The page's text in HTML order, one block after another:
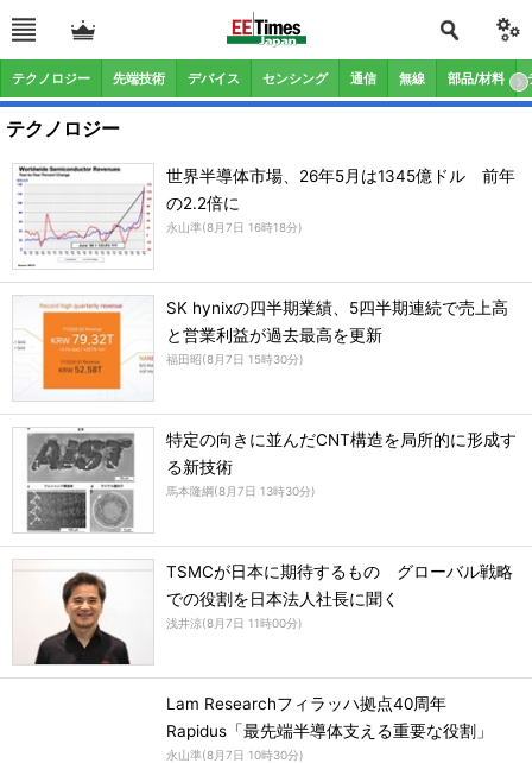
テクノロジー 先端技術 デバイス センシング 通信 無線 部品/材料
テクノロジー
世界半導体市場、26年5月は1345億ドル 前年
の2.2倍に
永山準(8月7日 16時18分)
SK hynixの四半期業績、5四半期連続で売上高
と営業利益が過去最高を更新
福田昭(8月7日 15時30分)
特定の向きに並んだCNT構造を局所的に形成す
る新技術
馬本隆綱(8月7日 13時30分)
TSMCが日本に期待するもの グローバル戦略
での役割を日本法人社長に聞く
浅井涼(8月7日 11時00分)
Lam Researchフィラッハ拠点40周年
Rapidus「最先端半導体支える重要な役割」
永山準(8月7日 10時30分)